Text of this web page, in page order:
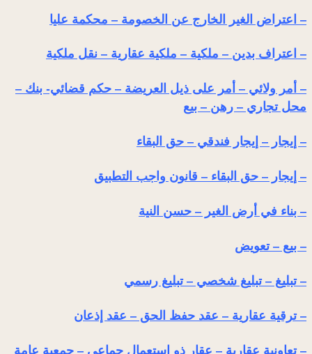
– اعتراض الغير الخارج عن الخصومة – محكمة عليا
– اعتراف بدين – ملكية – ملكية عقارية – نقل ملكية
– أمر ولائي – أمر على ذيل العريضة – حكم قضائي- بنك –
محل تجاري – رهن – بيع
– إيجار – إيجار فندقي – حق البقاء
– إيجار – حق البقاء – قانون واجب التطبيق
– بناء في أرض الغير – حسن النية
– بيع – تعويض
– تبليغ – تبليغ شخصي – تبليغ رسمي
– ترقية عقارية – عقد حفظ الحق – عقد إذعان
– تعاونية عقارية – عقار ذو استعمال جماعي – جمعية عامة